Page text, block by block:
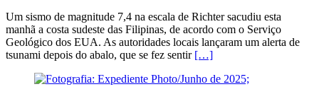
Um sismo de magnitude 7,4 na escala de Richter sacudiu esta
manhã a costa sudeste das Filipinas, de acordo com o Serviço
Geológico dos EUA. As autoridades locais lançaram um alerta de
tsunami depois do abalo, que se fez sentir […]